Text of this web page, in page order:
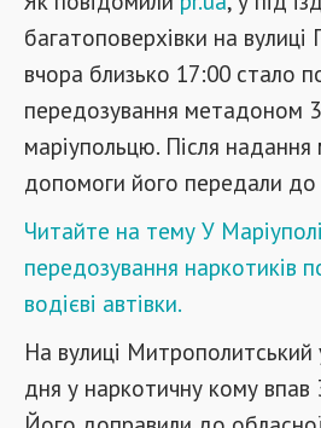
багатоповерхівки на
вчора близько 17:00 стало
передозування метадоном
маріупольцю. Після надання
допомоги його передали до
Читайте на тему У
передозування наркотиків
водієві автівки.
На вулиці Митрополитський
дня у наркотичну кому впав